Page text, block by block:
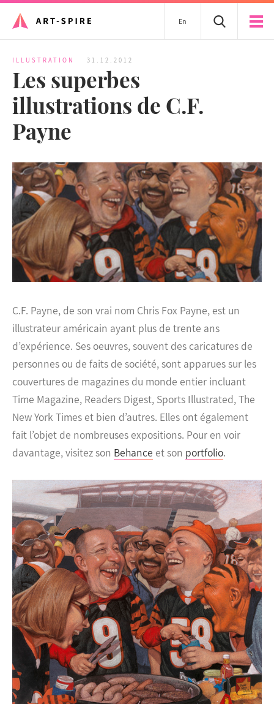
En
ILLUSTRATION 31.12.2012
Les superbes
illustrations de C.F.
Payne
C.F. Payne, de son vrai nom Chris Fox Payne, est un
illustrateur américain ayant plus de trente ans
d’expérience. Ses oeuvres, souvent des caricatures de
personnes ou de faits de société, sont apparues sur les
couvertures de magazines du monde entier incluant
Time Magazine, Readers Digest, Sports Illustrated, The
New York Times et bien d’autres. Elles ont également
fait l’objet de nombreuses expositions. Pour en voir
davantage, visitez son Behance et son portfolio.